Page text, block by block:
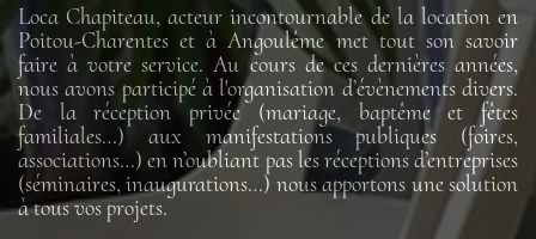
Loca Chapiteau, acteur incontournable de la location en
Poitou-Charentes et à Angoulême met tout son savoir
faire à votre service. Au cours de ces dernières années,
nous avons participé à l'organisation d’évènements divers.
De la réception privée (mariage, baptême et fêtes
familiales…) aux manifestations publiques (foires,
associations…) en n’oubliant pas les réceptions d’entreprises
(séminaires, inaugurations…) nous apportons une solution
à tous vos projets.